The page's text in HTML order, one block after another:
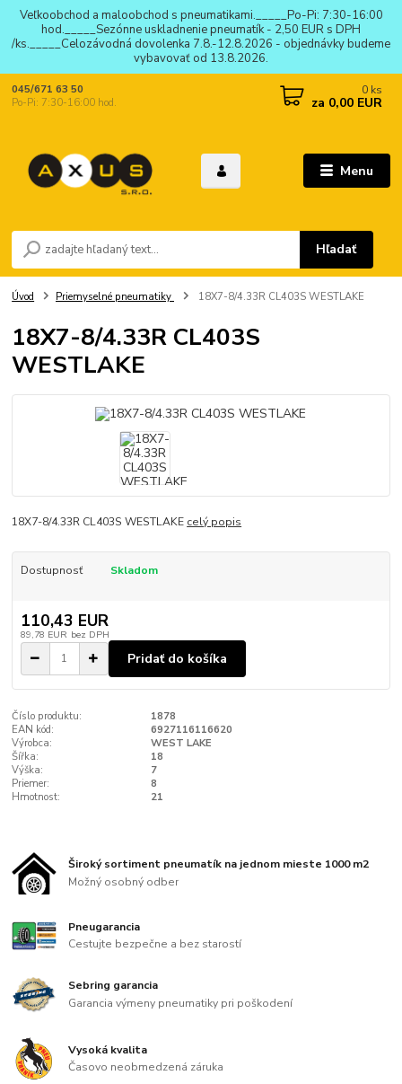
Veľkoobchod a maloobchod s pneumatikami._____Po-Pi: 7:30-16:00
hod._____Sezónne uskladnenie pneumatík - 2,50 EUR s DPH
/ks._____Celozávodná dovolenka 7.8.-12.8.2026 - objednávky budeme
vybavovať od 13.8.2026.
Menu
Hľadať
045/671 63 50
Po-Pi: 7:30-16:00 hod.
0 ks
za 0,00 EUR
Úvod Priemyselné pneumatiky 18X7-8/4.33R CL403S WESTLAKE
18X7-8/4.33R CL403S
WESTLAKE
18X7-8/4.33R CL403S WESTLAKE celý popis
Dostupnosť Skladom
110,43 EUR
89,78 EUR bez DPH
Pridať do košíka
Číslo produktu:
1878
EAN kód:
6927116116620
Výrobca:
WEST LAKE
Šířka:
18
Výška:
7
Priemer:
8
Hmotnost:
21
Široký sortiment pneumatík na jednom mieste 1000 m2
Možný osobný odber
Pneugarancia
Cestujte bezpečne a bez starostí
Sebring garancia
Garancia výmeny pneumatiky pri poškodení
Vysoká kvalita
Časovo neobmedzená záruka